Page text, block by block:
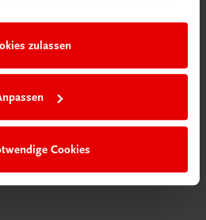
zulassen
Cookies